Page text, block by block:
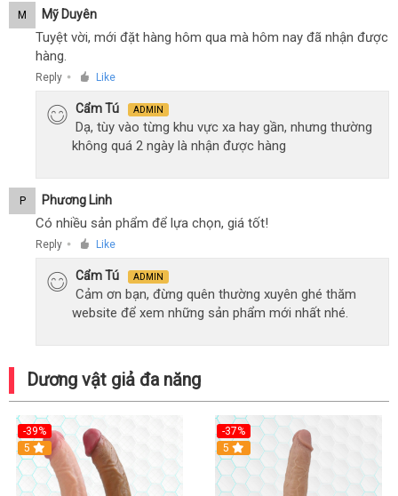
M Mỹ Duyên
Tuyệt vời, mới đặt hàng hôm qua mà hôm nay đã nhận được
hàng.
Reply ● Like
Cẩm Tú ADMIN
Dạ, tùy vào từng khu vực xa hay gần, nhưng thường
không quá 2 ngày là nhận được hàng
P Phương Linh
Có nhiều sản phẩm để lựa chọn, giá tốt!
Reply ● Like
Cẩm Tú ADMIN
Cảm ơn bạn, đừng quên thường xuyên ghé thăm
website để xem những sản phẩm mới nhất nhé.
Dương vật giả đa năng
-39%
Hot
5
-37%
5